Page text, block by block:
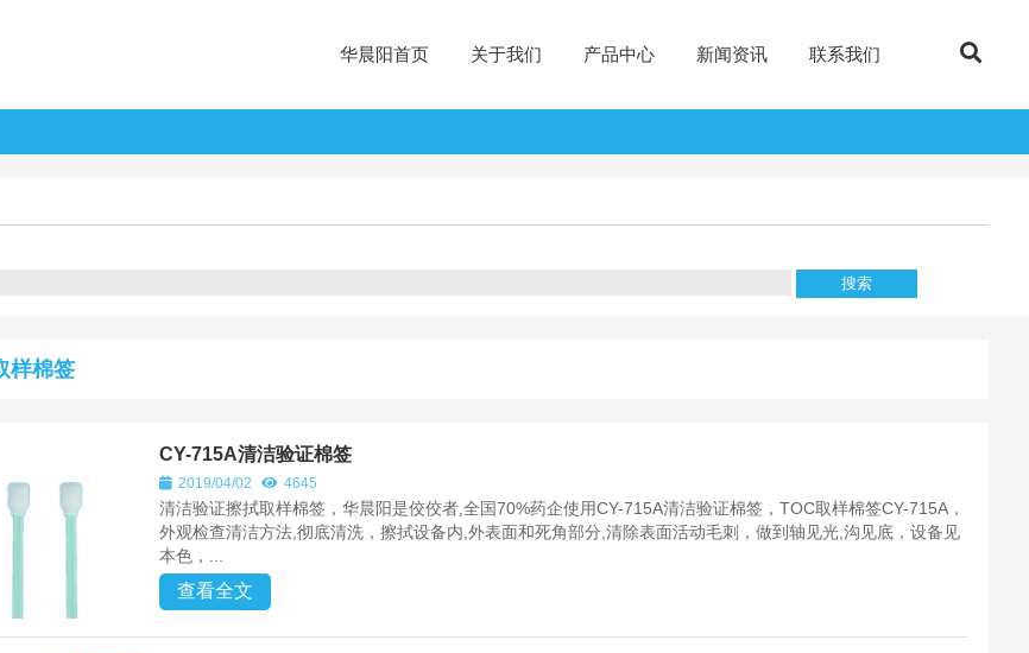
华晨阳首页 关于我们 产品中心 新闻资讯 联系我们
样棉签
CY-715A清洁验证棉签
2019/04/02 4645
清洁验证擦拭取样棉签，华晨阳是佼佼者,全国70%药企使用CY-715A清洁验证棉签，TOC取样棉签CY-715A，
外观检查清洁方法,彻底清洗，擦拭设备内,外表面和死角部分,清除表面活动毛刺，做到轴见光,沟见底，设备见
本色，...
查看全文